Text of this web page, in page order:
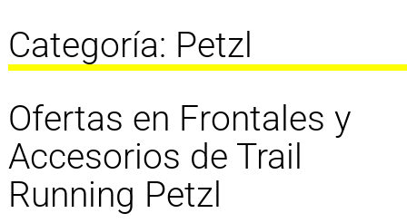
Categoría: Petzl
Ofertas en Frontales y
Accesorios de Trail
Running Petzl